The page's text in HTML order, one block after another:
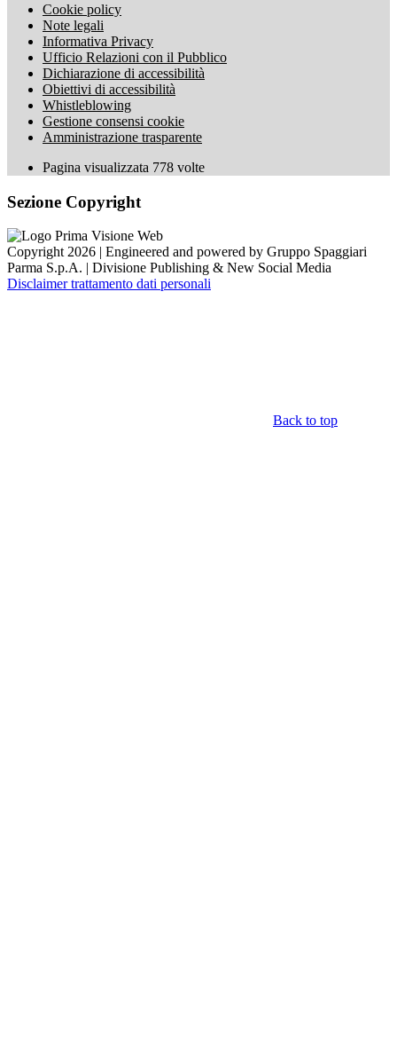
Cookie policy
Note legali
Informativa Privacy
Ufficio Relazioni con il Pubblico
Dichiarazione di accessibilità
Obiettivi di accessibilità
Whistleblowing
Gestione consensi cookie
Amministrazione trasparente
Pagina visualizzata 778 volte
Sezione Copyright
Copyright 2026 | Engineered and powered by Gruppo Spaggiari
Parma S.p.A. | Divisione Publishing & New Social Media
Disclaimer trattamento dati personali
Back to top